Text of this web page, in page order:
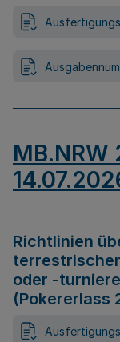
MB.NRW
Richtlinien
oder -
(Pokererlass